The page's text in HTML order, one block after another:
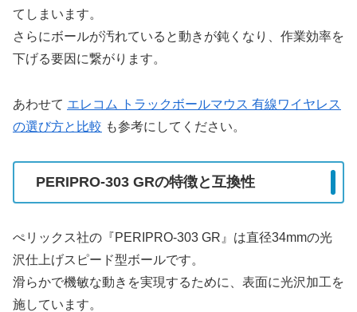
てしまいます。
さらにボールが汚れていると動きが鈍くなり、作業効率を
下げる要因に繋がります。
あわせて エレコム トラックボールマウス 有線ワイヤレス
の選び方と比較 も参考にしてください。
PERIPRO-303 GRの特徴と互換性
ぺリックス社の『PERIPRO-303 GR』は直径34mmの光
沢仕上げスピード型ボールです。
滑らかで機敏な動きを実現するために、表面に光沢加工を
施しています。